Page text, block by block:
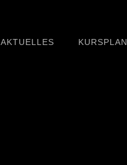
AKTUELLES KURSPLAN